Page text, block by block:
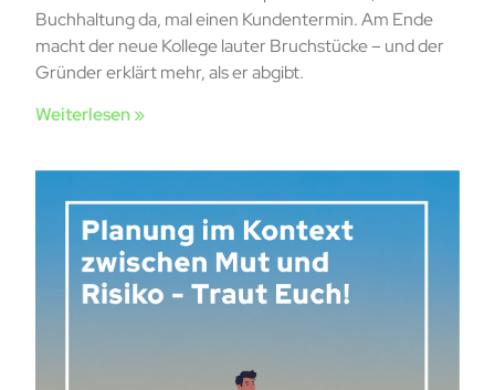
Buchhaltung da, mal einen Kundentermin. Am Ende
macht der neue Kollege lauter Bruchstücke – und der
Gründer erklärt mehr, als er abgibt.
Weiterlesen »